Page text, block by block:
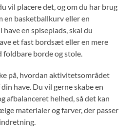
vil placere det, og om du har brug
en basketballkurv eller en
en spiseplads, skal du
et fast bordsæt eller en mere
borde og stole.
på, hvordan aktivitetsområdet
have. Du vil gerne skabe en
afbalanceret helhed, så det kan
materialer og farver, der passer